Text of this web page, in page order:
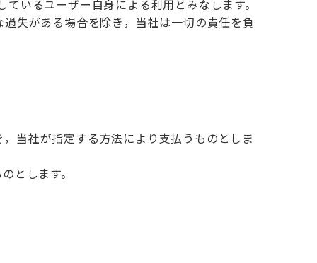
いるユーザー自身による利用とみなします。
失がある場合を除き，当社は一切の責任を負
当社が指定する方法により支払うものとしま
とします。